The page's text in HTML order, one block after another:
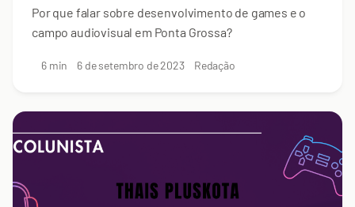
Por que falar sobre desenvolvimento de games e o
campo audiovisual em Ponta Grossa?
6 min 6 de setembro de 2023 Redação